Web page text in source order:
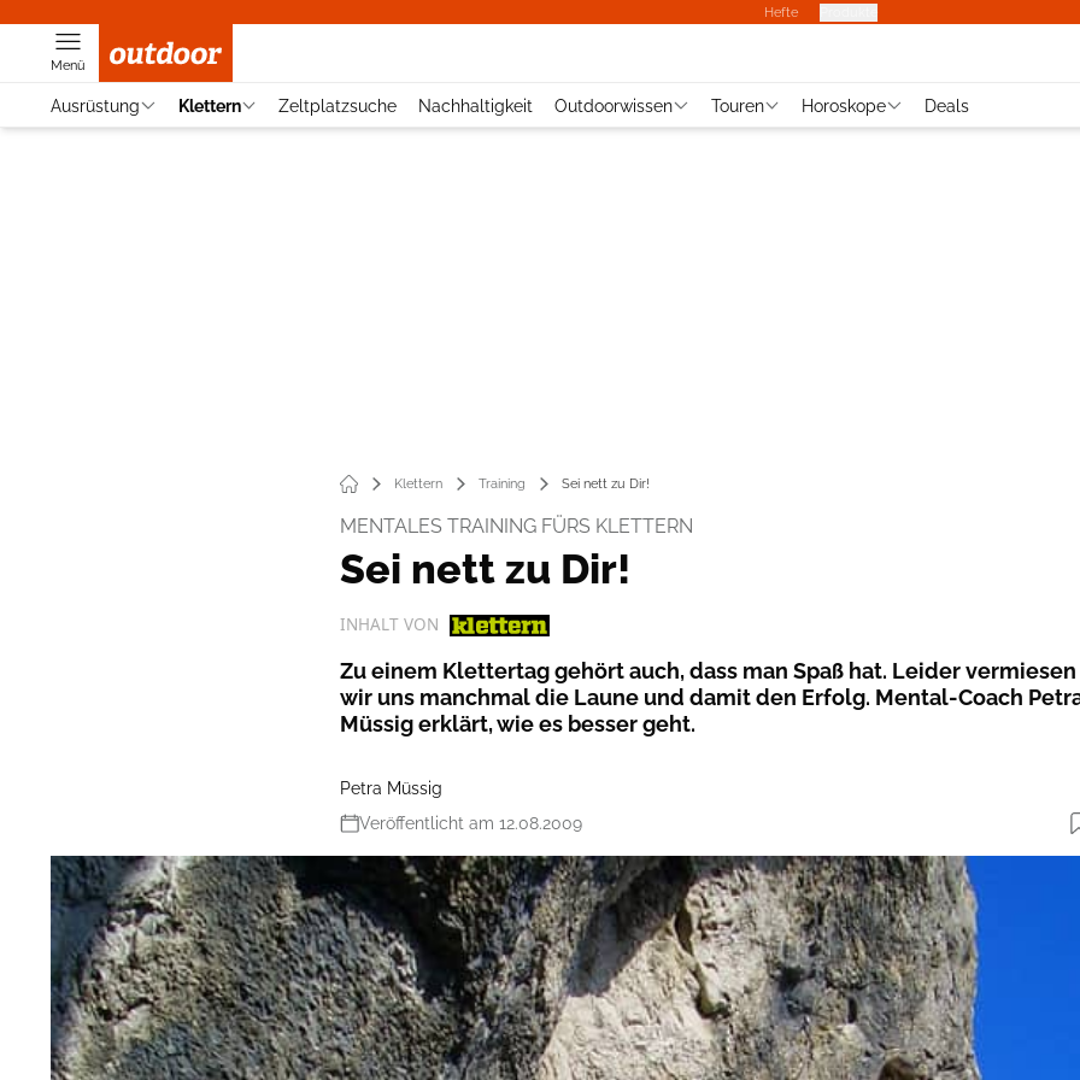
Hefte
Menü
Ausrüstung Klettern Zeltplatzsuche Nachhaltigkeit Outdoorwissen Touren Horoskope Deals
Klettern Training Sei nett zu Dir!
MENTALES TRAINING FÜRS KLETTERN
Sei nett zu Dir!
INHALT VON
Zu einem Klettertag gehört auch, dass man Spaß hat. Leider vermiesen
wir uns manchmal die Laune und damit den Erfolg. Mental-Coach
Müssig erklärt, wie es besser geht.
Petra Müssig
Veröffentlicht am 12.08.2009